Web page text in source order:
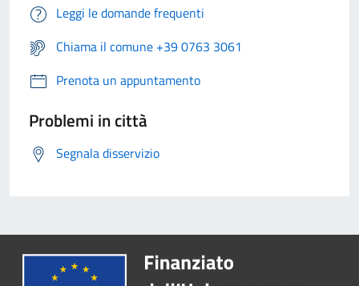
Leggi le domande frequenti
Chiama il comune +39 0763 3061
Prenota un appuntamento
Problemi in città
Segnala disservizio